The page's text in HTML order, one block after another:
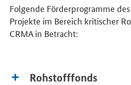
-
Folgende Förderprogramme
Projekte im Bereich kritischer
CRMA in Betracht:
Rohstofffonds